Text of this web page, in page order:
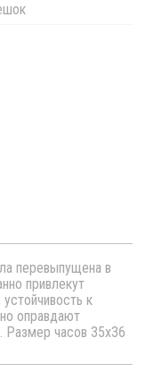
перевыпущена в
привлекут
к
оправдают
Размер часов 35х36